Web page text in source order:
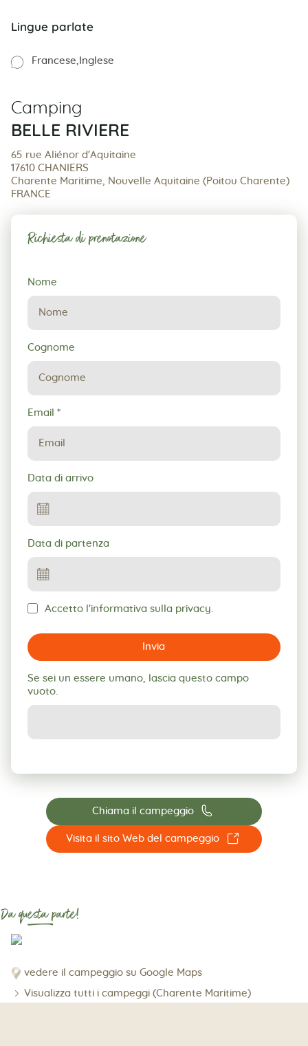
Lingue parlate
Francese Inglese
Camping
BELLE RIVIERE
65 rue Aliénor d'Aquitaine
17610 CHANIERS
Charente Maritime, Nouvelle Aquitaine (Poitou Charente)
FRANCE
Richiesta di prenotazione
Richiesta
di
prenotazione
Nome
Cognome
Email *
Data di arrivo
Data di partenza
Accetto l'informativa sulla privacy.
Invia
Se sei un essere umano, lascia questo campo
vuoto.
Chiama il campeggio 📞
Visita il sito Web del campeggio ☐
Da questa parte!
vedere il campeggio su Google Maps
Visualizza tutti i campeggi (Charente Maritime)